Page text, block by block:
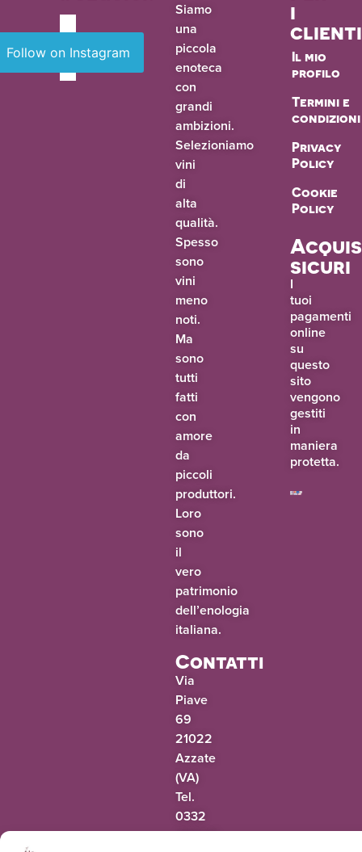
Siamo
una
piccola
enoteca
con
grandi
ambizioni.
Selezioniamo
vini
di
alta
qualità.
Spesso
sono
vini
meno
noti.
Ma
sono
tutti
fatti
con
amore
da
piccoli
produttori.
Loro
sono
il
vero
patrimonio
dell’enologia
italiana.
Contatti
Via
Piave
69
21022
Azzate
(VA)
Tel.
0332
318942
i
clienti
Il mio
profilo
Termini e
condizioni
Privacy
Policy
Cookie
Policy
sicuri
I
tuoi
pagamenti
online
su
questo
sito
vengono
gestiti
in
maniera
protetta.
Follow on Instagram